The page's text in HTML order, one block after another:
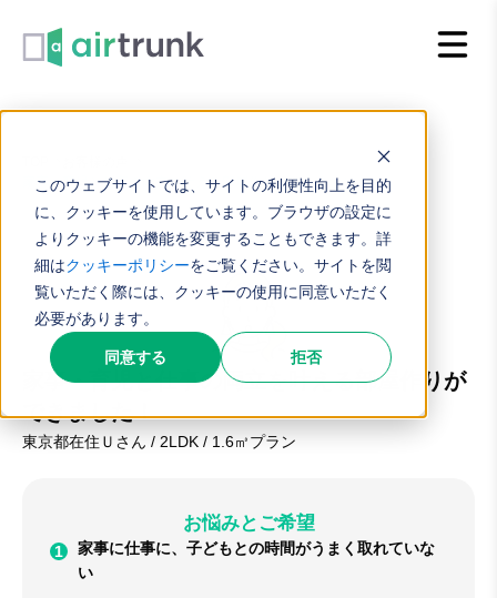
このウェブサイトでは、サイトの利便性向上を目的
に、クッキーを使用しています。ブラウザの設定に
よりクッキーの機能を変更することもできます。詳
細はクッキーポリシーをご覧ください。サイトを閲
覧いただく際には、クッキーの使用に同意いただく
必要があります。
同意する 拒否
ス
家事・育児と仕事の両立を叶える部屋作りができました！
家事・育児と仕事の両立を叶える部屋作りが
できました！
東京都在住Ｕさん / 2LDK / 1.6㎥プラン
お悩みとご希望
家事に仕事に、子どもとの時間がうまく取れていな
い